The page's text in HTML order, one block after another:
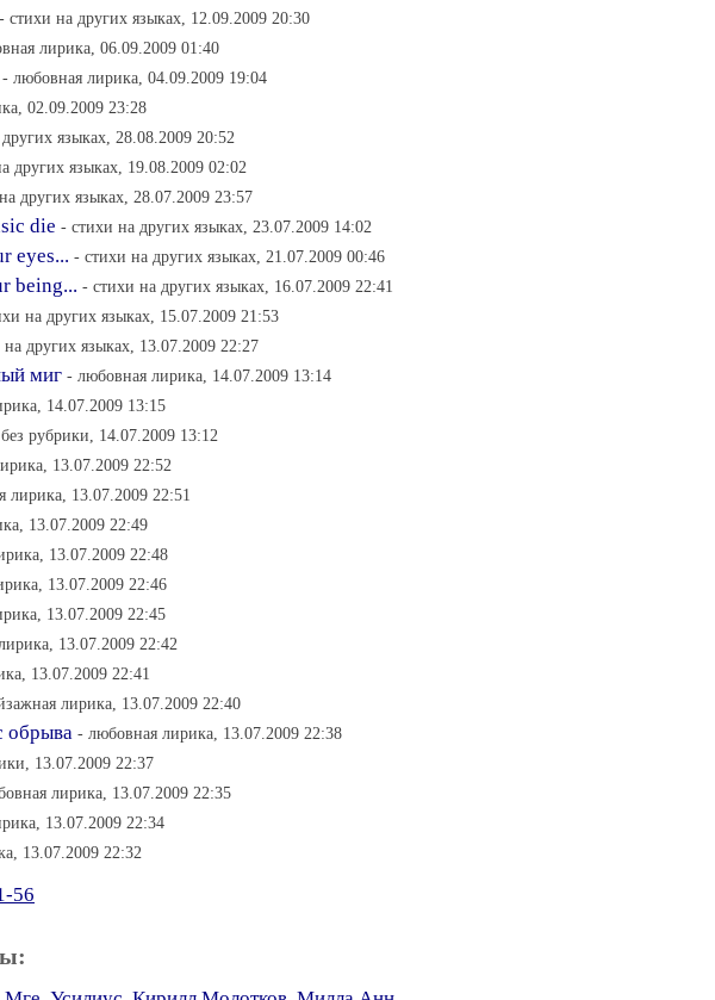
- стихи на других языках, 12.09.2009 20:30
лирика, 06.09.2009 01:40
- любовная лирика, 04.09.2009 19:04
02.09.2009 23:28
языках, 28.08.2009 20:52
других языках, 19.08.2009 02:02
других языках, 28.07.2009 23:57
die - стихи на других языках, 23.07.2009 14:02
eyes... - стихи на других языках, 21.07.2009 00:46
being... - стихи на других языках, 16.07.2009 22:41
на других языках, 15.07.2009 21:53
других языках, 13.07.2009 22:27
миг - любовная лирика, 14.07.2009 13:14
14.07.2009 13:15
рубрики, 14.07.2009 13:12
13.07.2009 22:52
лирика, 13.07.2009 22:51
13.07.2009 22:49
13.07.2009 22:48
13.07.2009 22:46
13.07.2009 22:45
13.07.2009 22:42
13.07.2009 22:41
лирика, 13.07.2009 22:40
обрыва - любовная лирика, 13.07.2009 22:38
13.07.2009 22:37
лирика, 13.07.2009 22:35
13.07.2009 22:34
13.07.2009 22:32
56